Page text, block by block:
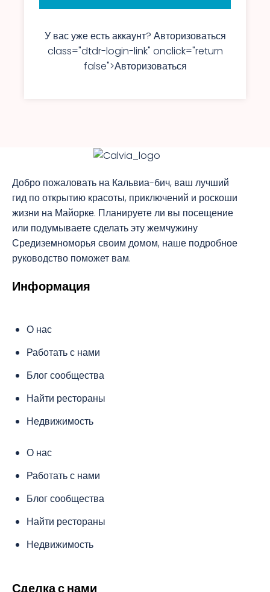
У вас уже есть аккаунт? Авторизоваться
class="dtdr-login-link" onclick="return
false">Авторизоваться
Добро пожаловать на Кальвиа-бич, ваш лучший
гид по открытию красоты, приключений и роскоши
жизни на Майорке. Планируете ли вы посещение
или подумываете сделать эту жемчужину
Средиземноморья своим домом, наше подробное
руководство поможет вам.
Информация
О нас
Работать с нами
Блог сообщества
Найти рестораны
Недвижимость
О нас
Работать с нами
Блог сообщества
Найти рестораны
Недвижимость